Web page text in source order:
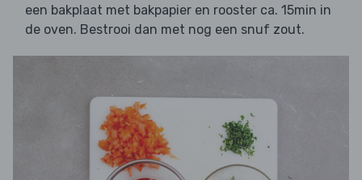
een bakplaat met bakpapier en rooster ca. 15min in
de oven. Bestrooi dan met nog een snuf zout.